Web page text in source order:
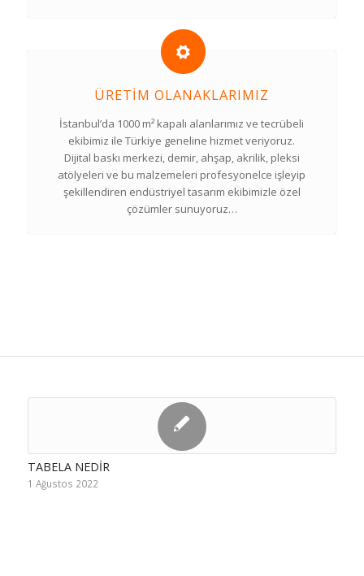
ÜRETIM OLANAKLARIMIZ
İstanbul’da 1000 m² kapalı alanlarımız ve tecrübeli
ekibimiz ile Türkiye geneline hizmet veriyoruz.
Dijital baskı merkezi, demir, ahşap, akrilik, pleksi
atölyeleri ve bu malzemeleri profesyonelce işleyip
şekillendiren endüstriyel tasarım ekibimizle özel
çözümler sunuyoruz…
TABELA NEDIR
1 Ağustos 2022